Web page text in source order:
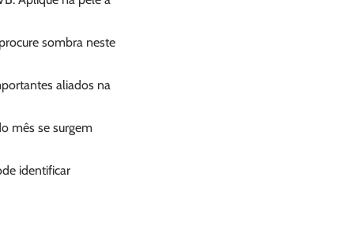
sombra neste
aliados na
mês se surgem
identificar